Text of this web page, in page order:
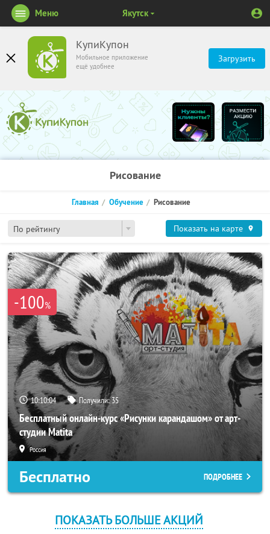
КупиКупон
Мобильное приложение
ещё удобнее
Загрузить
Меню Якутск
Рисование
По рейтингу
Главная Обучение Рисование
Показать на карте
-100%
10:10:04 Получили:35
Бесплатный онлайн-курс «Рисунки карандашом» от арт-
студии Matita
Россия
Бесплатно ПОДРОБНЕЕ
ПОКАЗАТЬ БОЛЬШЕ АКЦИЙ